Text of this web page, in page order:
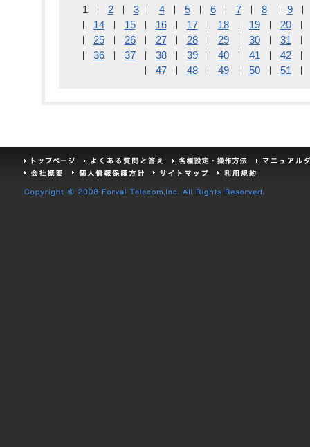
1 2 3 4 5 6 7 8
9
14
15 16 17 18 19
20
25
26 27 28 29 30
31
36
37 38 39 40 41
42
47
48 49 50 51